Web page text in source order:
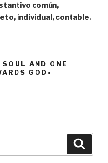
común,
individual, contable.
AND ONE
GOD»